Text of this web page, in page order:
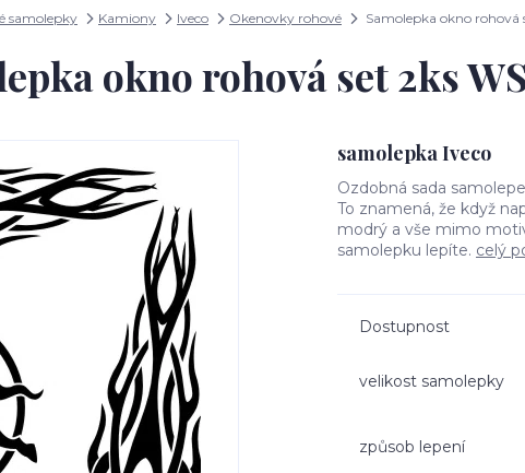
samolepky Kamiony Iveco Okenovky rohové Samolepka okno rohová
okno rohová set 2ks
samolepka Iveco
Ozdobná sada
To znamená, že když
modrý a vše mimo
samolepku lepíte. celý
Dostupnost
velikost samolepky
způsob lepení